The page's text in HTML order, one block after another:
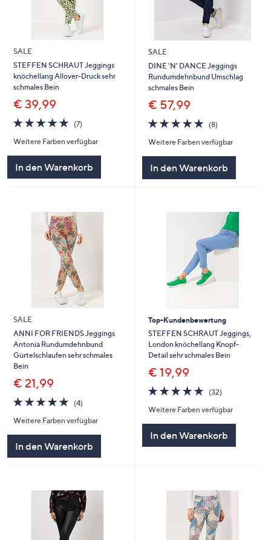
SALE
STEFFEN SCHRAUT Jeggings
knöchellang Allover-Druck sehr
schmales Bein
€ 39,99
4.9
von
5
(7)
Weitere Farben verfügbar
In den Warenkorb
SALE
DINE 'N' DANCE Jeggings
Rundumdehnbund Umschlag
schmales Bein
€ 57,99
4.8
von
5
(8)
Weitere Farben verfügbar
In den Warenkorb
SALE
ANNI FOR FRIENDS Jeggings
Antonia Rundumdehnbund
Gürtelschlaufen sehr schmales
Bein
€ 21,99
4.8
von
5
(4)
Weitere Farben verfügbar
In den Warenkorb
Top-Kundenbewertung
STEFFEN SCHRAUT Jeggings,
London knöchellang Knopf-
Detail sehr schmales Bein
€ 19,99
4.7
von
5
(32)
Weitere Farben verfügbar
In den Warenkorb